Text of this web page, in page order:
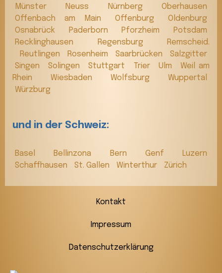
Münster
Neuss Nürnberg
Oberhausen
Offenbach am Main
Offenburg
Oldenburg
Osnabrück
Paderborn Pforzheim
Potsdam
Recklinghausen
Regensburg
Remscheid.
Reutlingen
Rosenheim Saarbrücken
Salzgitter
Singen
Solingen Stuttgart Trier Ulm
Weil am
Rhein
Wiesbaden Wolfsburg
Wuppertal
Würzburg
und in der Schweiz:
Basel Bellinzona Bern Genf
Luzern
Schaffhausen
St. Gallen Winterthur Zürich
Kontakt
Impressum
Datenschutzerklärung